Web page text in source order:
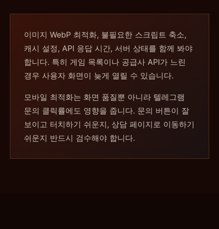
이미지 WebP 최적화, 불필요한 스크립트 축소,
캐시 설정, API 응답 시간, 서버 상태를 함께 봐야
합니다. 특히 게임 목록이나 공급사 API가 느린
경우 사용자 화면이 늦게 열릴 수 있습니다.
모바일 최적화는 화면 품질뿐 아니라 텔레그램
문의 클릭률에도 영향을 줍니다. 문의 버튼이 잘
보이고 터치하기 쉬운지, 상담 페이지로 이동하기
쉬운지 반드시 검수해야 합니다.